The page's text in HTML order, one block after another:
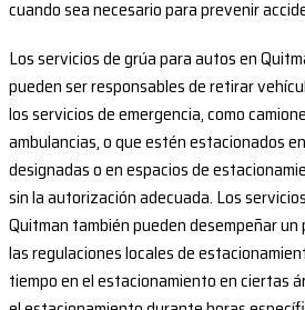
cuando sea necesario para prevenir
Los servicios de grúa para autos en
pueden ser responsables de retirar
los servicios de emergencia, como
ambulancias, o que estén estacionados
designadas o en espacios de
sin la autorización adecuada. Los
Quitman también pueden desempeñar un
las regulaciones locales de
tiempo en el estacionamiento en ciertas